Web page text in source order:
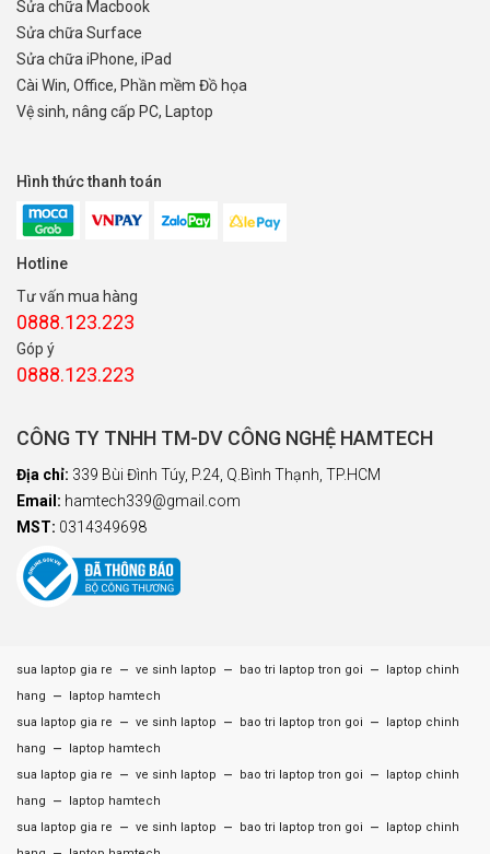
Sửa chữa Macbook
Sửa chữa Surface
Sửa chữa iPhone, iPad
Cài Win, Office, Phần mềm Đồ họa
Vệ sinh, nâng cấp PC, Laptop
Hình thức thanh toán
Hotline
Tư vấn mua hàng
0888.123.223
Góp ý
0888.123.223
CÔNG TY TNHH TM-DV CÔNG NGHỆ HAMTECH
Địa chỉ: 339 Bùi Đình Túy, P.24, Q.Bình Thạnh, TP.HCM
Email: hamtech339@gmail.com
MST: 0314349698
sua laptop gia re – ve sinh laptop – bao tri laptop tron goi –
laptop chinh
hang
–
laptop hamtech
sua laptop gia re
– ve sinh laptop – bao tri laptop tron goi –
laptop chinh
hang
–
laptop hamtech
sua laptop gia re
– ve sinh laptop – bao tri laptop tron goi –
laptop chinh
hang
–
laptop hamtech
sua laptop gia re
– ve sinh laptop – bao tri laptop tron goi –
laptop chinh